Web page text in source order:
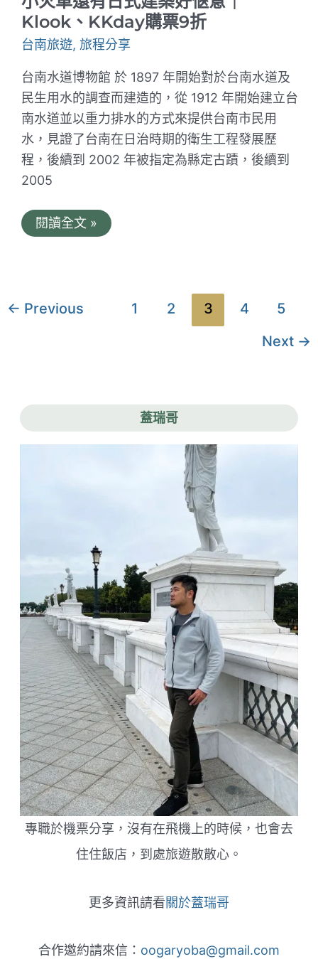
龍
蝦
泡
麵、
武
岩、
澎
澎
灘
Klook、KKday購票9折
台南旅遊, 旅程分享
台南水道博物館 於 1897 年開始對於台南水道及
民生用水的調查而建造的，從 1912 年開始建立台
南水道並以重力排水的方式來提供台南市民用
水，見證了台南在日治時期的衛生工程發展歷
程，後續到 2002 年被指定為縣定古蹟，後續到
2005
臺
南
道
青
Klook、
KKday
購
票
折
閱讀全文 »
文
← Previous 1 2 3 4
5
Next →
蓋瑞哥
專職於機票分享，沒有在飛機上的時候，也會去
住住飯店，到處旅遊散散心。
更多資訊請看關於蓋瑞哥
合作邀約請來信： oogaryoba@gmail.com